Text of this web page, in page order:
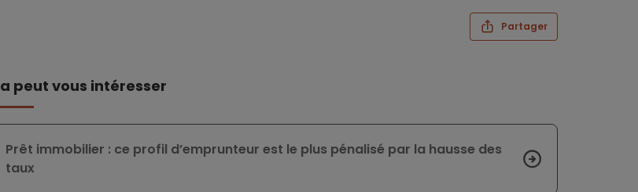
Partager
Ça peut vous intéresser
Prêt immobilier : ce profil d’emprunteur est le plus pénalisé par la hausse des
taux